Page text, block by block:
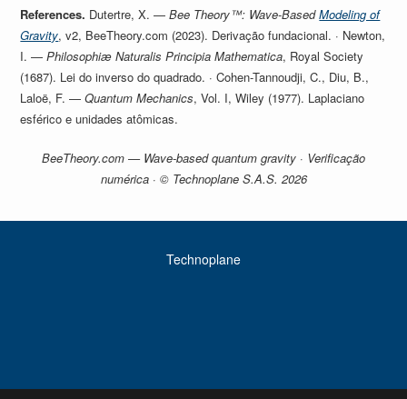
References. Dutertre, X. —Bee Theory™: Wave-BasedModeling of
Gravity, v2, BeeTheory.com (2023). Derivação fundacional. · Newton,
I. —Philosophiæ Naturalis Principia Mathematica, Royal Society
(1687). Lei do inverso do quadrado. · Cohen-Tannoudji, C., Diu, B.,
Laloë, F. —Quantum Mechanics, Vol. I, Wiley (1977). Laplaciano
esférico e unidades atômicas.
BeeTheory.com — Wave-based quantum gravity · Verificação
numérica · © Technoplane S.A.S. 2026
Technoplane